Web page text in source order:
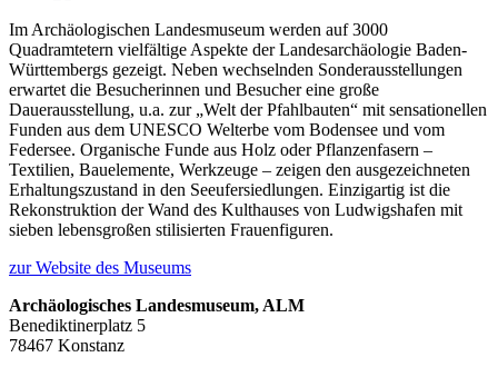
Im Archäologischen Landesmuseum werden auf 3000
Quadramtetern vielfältige Aspekte der Landesarchäologie Baden-
Württembergs gezeigt. Neben wechselnden Sonderausstellungen
erwartet die Besucherinnen und Besucher eine große
Dauerausstellung, u.a. zur „Welt der Pfahlbauten“ mit sensationellen
Funden aus dem UNESCO Welterbe vom Bodensee und vom
Federsee. Organische Funde aus Holz oder Pflanzenfasern –
Textilien, Bauelemente, Werkzeuge – zeigen den ausgezeichneten
Erhaltungszustand in den Seeufersiedlungen. Einzigartig ist die
Rekonstruktion der Wand des Kulthauses von Ludwigshafen mit
sieben lebensgroßen stilisierten Frauenfiguren.
zur Website des Museums
Archäologisches Landesmuseum, ALM
Benediktinerplatz 5
78467 Konstanz